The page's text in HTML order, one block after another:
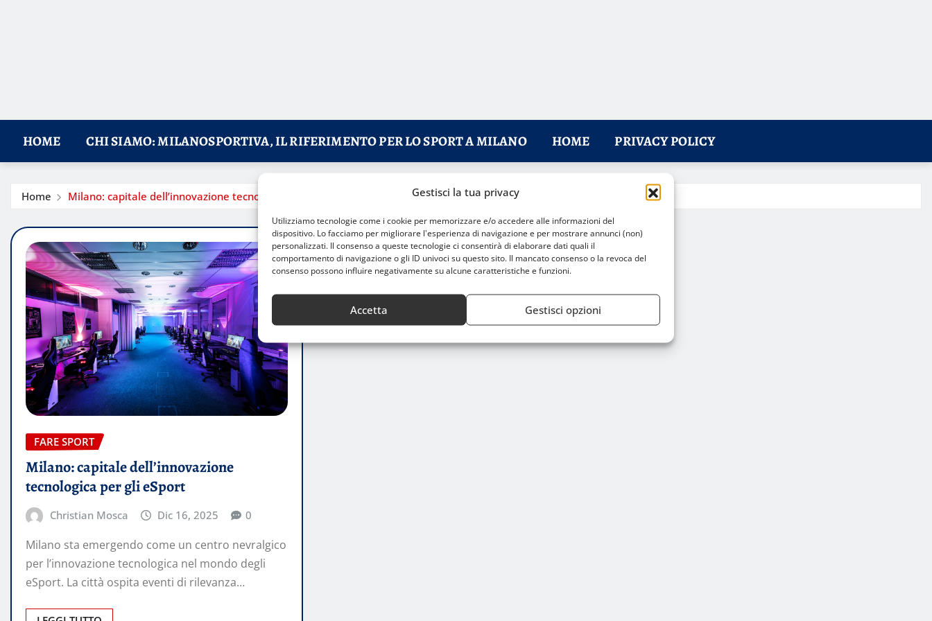
Gestisci la tua privacy
Utilizziamo tecnologie come i cookie per memorizzare e/o accedere alle informazioni del
dispositivo. Lo facciamo per migliorare l'esperienza di navigazione e per mostrare annunci (non)
personalizzati. Il consenso a queste tecnologie ci consentirà di elaborare dati quali il
comportamento di navigazione o gli ID univoci su questo sito. Il mancato consenso o la revoca del
consenso possono influire negativamente su alcune caratteristiche e funzioni.
Accetta Gestisci opzioni
HOME CHI SIAMO: MILANOSPORTIVA, IL RIFERIMENTO PER LO SPORT A MILANO HOME PRIVACY POLICY
Home Milano: capitale dell’innovazione tecnologica per gli eSport
FARE SPORT
Milano: capitale dell’innovazione
tecnologica per gli eSport
Christian Mosca Dic 16, 2025 0
Milano sta emergendo come un centro nevralgico
per l’innovazione tecnologica nel mondo degli
eSport. La città ospita eventi di rilevanza…